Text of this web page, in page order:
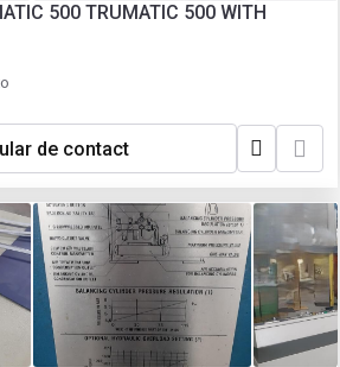
500 TRUMATIC 500 WITH
de contact